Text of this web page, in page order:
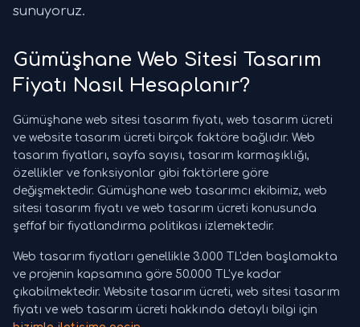
sunuyoruz.
Gümüşhane Web Sitesi Tasarım
Fiyatı Nasıl Hesaplanır?
Gümüşhane web sitesi tasarım fiyatı, web tasarım ücreti
ve website tasarım ücreti birçok faktöre bağlıdır. Web
tasarım fiyatları, sayfa sayısı, tasarım karmaşıklığı,
özellikler ve fonksiyonlar gibi faktörlere göre
değişmektedir. Gümüşhane web tasarımcı ekibimiz, web
sitesi tasarım fiyatı ve web tasarım ücreti konusunda
şeffaf bir fiyatlandırma politikası izlemektedir.
Web tasarım fiyatları genellikle 3.000 TL'den başlamakta
ve projenin kapsamına göre 50.000 TL'ye kadar
çıkabilmektedir. Website tasarım ücreti, web sitesi tasarım
fiyatı ve web tasarım ücreti hakkında detaylı bilgi için